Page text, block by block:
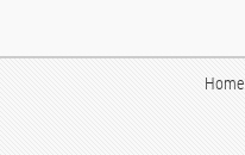
Home